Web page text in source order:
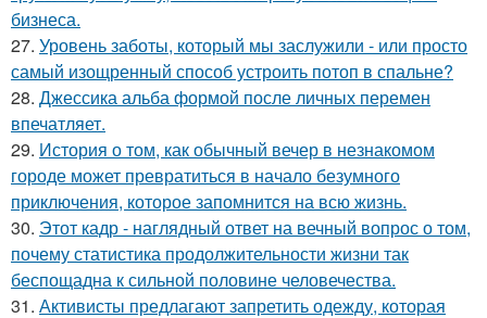
бизнеса.
27. Уровень заботы, который мы заслужили - или просто
самый изощренный способ устроить потоп в спальне?
28. Джессика альба формой после личных перемен
впечатляет.
29. История о том, как обычный вечер в незнакомом
городе может превратиться в начало безумного
приключения, которое запомнится на всю жизнь.
30. Этот кадр - наглядный ответ на вечный вопрос о том,
почему статистика продолжительности жизни так
беспощадна к сильной половине человечества.
31. Активисты предлагают запретить одежду, которая